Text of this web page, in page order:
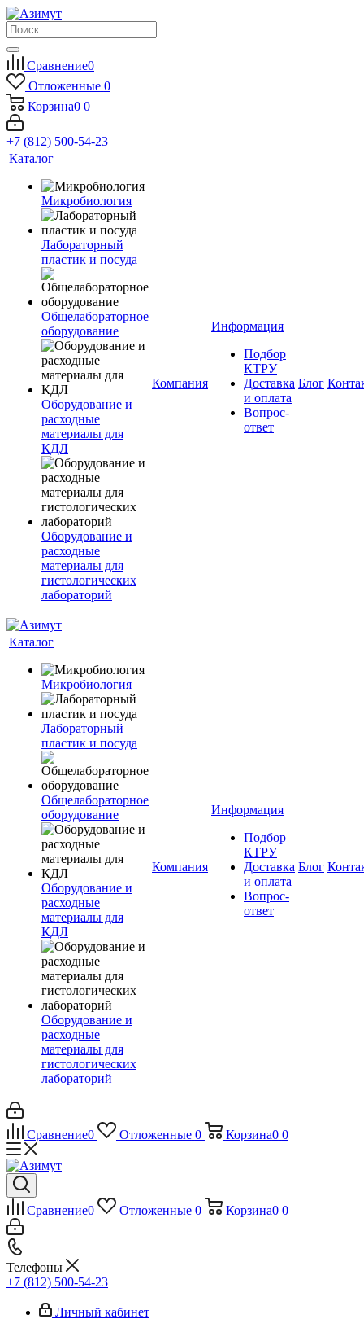
Сравнение0
Отложенные 0
Корзина0 0
+7 (812) 500-54-23
Каталог
Микробиология
Лабораторный
пластик и посуда
Общелабораторное
оборудование
Оборудование и
расходные
материалы для
КДЛ
Оборудование и
расходные
материалы для
гистологических
лабораторий
Компания
Информация
Подбор
КТРУ
Доставка
и оплата
Вопрос-
ответ
Блог
Каталог
Микробиология
Лабораторный
пластик и посуда
Общелабораторное
оборудование
Оборудование и
расходные
материалы для
КДЛ
Оборудование и
расходные
материалы для
гистологических
лабораторий
Компания
Информация
Подбор
КТРУ
Доставка
и оплата
Вопрос-
ответ
Блог
Сравнение0 Отложенные 0 Корзина0 0
Сравнение0 Отложенные 0 Корзина0 0
Телефоны
+7 (812) 500-54-23
Личный кабинет